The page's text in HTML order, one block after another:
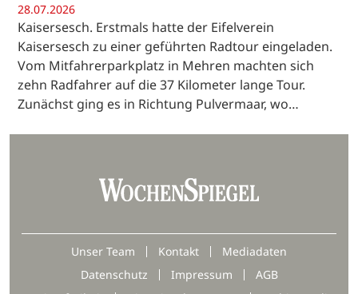
28.07.2026
Kaisersesch. Erstmals hatte der Eifelverein
Kaisersesch zu einer geführten Radtour eingeladen.
Vom Mitfahrerparkplatz in Mehren machten sich
zehn Radfahrer auf die 37 Kilometer lange Tour.
Zunächst ging es in Richtung Pulvermaar, wo…
Unser Team Kontakt
Mediadaten
Datenschutz
Impressum
AGB